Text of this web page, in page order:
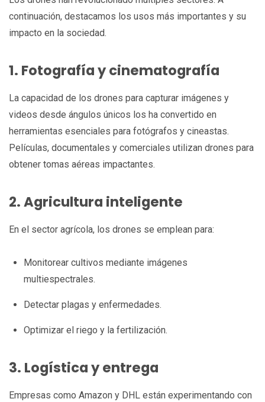
continuación, destacamos los usos más importantes y su
impacto en la sociedad.
1. Fotografía y cinematografía
La capacidad de los drones para capturar imágenes y
videos desde ángulos únicos los ha convertido en
herramientas esenciales para fotógrafos y cineastas.
Películas, documentales y comerciales utilizan drones para
obtener tomas aéreas impactantes.
2. Agricultura inteligente
En el sector agrícola, los drones se emplean para:
Monitorear cultivos mediante imágenes
multiespectrales.
Detectar plagas y enfermedades.
Optimizar el riego y la fertilización.
3. Logística y entrega
Empresas como Amazon y DHL están experimentando con